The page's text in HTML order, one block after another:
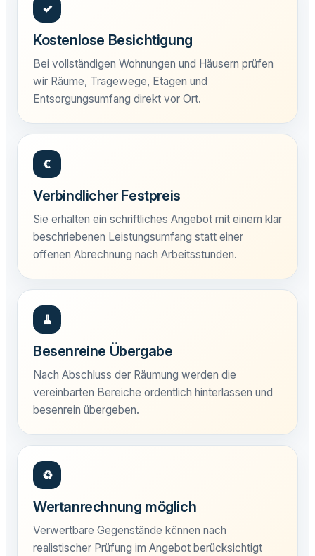
✓
Kostenlose Besichtigung
Bei vollständigen Wohnungen und Häusern prüfen
wir Räume, Tragewege, Etagen und
Entsorgungsumfang direkt vor Ort.
€
Verbindlicher Festpreis
Sie erhalten ein schriftliches Angebot mit einem klar
beschriebenen Leistungsumfang statt einer
offenen Abrechnung nach Arbeitsstunden.
🧹
Besenreine Übergabe
Nach Abschluss der Räumung werden die
vereinbarten Bereiche ordentlich hinterlassen und
besenrein übergeben.
♻
Wertanrechnung möglich
Verwertbare Gegenstände können nach
realistischer Prüfung im Angebot berücksichtigt